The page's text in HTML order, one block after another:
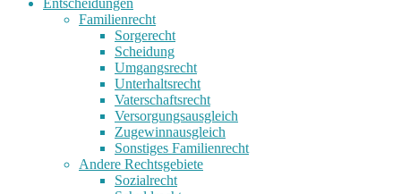
Familienrecht
Sorgerecht
Scheidung
Umgangsrecht
Unterhaltsrecht
Vaterschaftsrecht
Versorgungsausgleich
Zugewinnausgleich
Sonstiges Familienrecht
Andere Rechtsgebiete
Sozialrecht